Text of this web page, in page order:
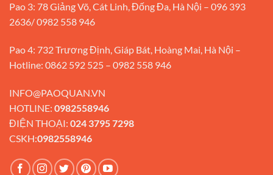
Pao 3: 78 Giảng Võ, Cát Linh, Đống Đa, Hà Nội – 096 393
2636/ 0982 558 946
Pao 4: 732 Trương Định, Giáp Bát, Hoàng Mai, Hà Nội –
Hotline: 0862 592 525 – 0982 558 946
INFO@PAOQUAN.VN
HOTLINE: 0982558946
ĐIỆN THOẠI: 024 3795 7298
CSKH:0982558946